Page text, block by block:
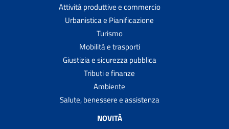
Attività produttive e commercio
Urbanistica e Pianificazione
Turismo
Mobilità e trasporti
Giustizia e sicurezza pubblica
Tributi e finanze
Ambiente
Salute, benessere e assistenza
NOVITÀ